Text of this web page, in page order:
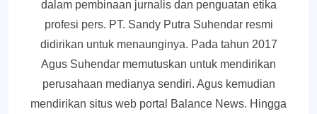
dalam pembinaan jurnalis dan penguatan etika
profesi pers. PT. Sandy Putra Suhendar resmi
didirikan untuk menaunginya. Pada tahun 2017
Agus Suhendar memutuskan untuk mendirikan
perusahaan medianya sendiri. Agus kemudian
mendirikan situs web portal Balance News. Hingga